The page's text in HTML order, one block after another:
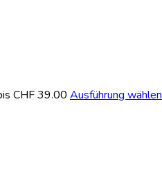
CHF 39.00 Ausführung wählen